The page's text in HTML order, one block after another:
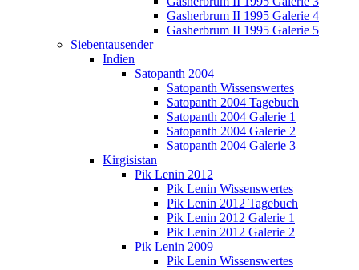
Gasherbrum II 1995 Galerie 4
Gasherbrum II 1995 Galerie 5
Siebentausender
Indien
Satopanth 2004
Satopanth Wissenswertes
Satopanth 2004 Tagebuch
Satopanth 2004 Galerie 1
Satopanth 2004 Galerie 2
Satopanth 2004 Galerie 3
Kirgisistan
Pik Lenin 2012
Pik Lenin Wissenswertes
Pik Lenin 2012 Tagebuch
Pik Lenin 2012 Galerie 1
Pik Lenin 2012 Galerie 2
Pik Lenin 2009
Pik Lenin Wissenswertes